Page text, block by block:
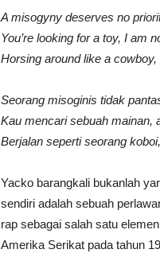
A misogyny deserves no
You’re looking for a toy, I am
Horsing around like a
Seorang misoginis tidak
Kau mencari sebuah mainan,
Berjalan seperti seorang
Yacko barangkali bukanlah
sendiri adalah sebuah
rap sebagai salah satu
Amerika Serikat pada tahun